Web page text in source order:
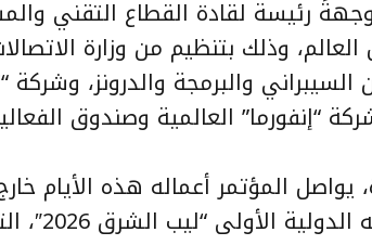
منه وجهةً رئيسة لقادة القطاع التقني
وذلك بتنظيم من وزارة
السيبراني والبرمجة والدرونز، وشركة
“إنفورما” العالمية وصندوق
يواصل المؤتمر أعماله هذه الأيام
للمرة